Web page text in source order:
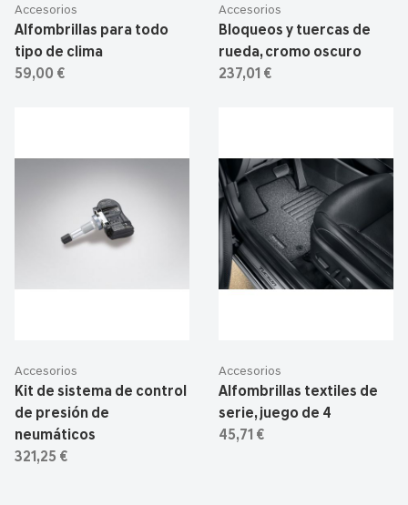
Accesorios
Alfombrillas para todo
tipo de clima
59,00 €
Accesorios
Bloqueos y tuercas de
rueda, cromo oscuro
237,01 €
Accesorios
Kit de sistema de control
de presión de
neumáticos
321,25 €
Accesorios
Alfombrillas textiles de
serie, juego de 4
45,71 €